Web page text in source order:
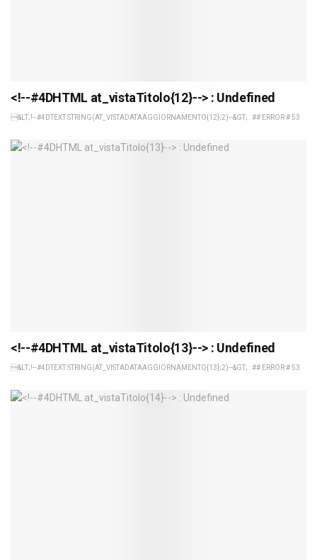
<!--#4DHTML at_vistaTitolo{12}--> : Undefined
&LT;!--#4DTEXT STRING(AT_VISTADATAAGGIORNAMENTO{12};2)--&GT; : ## ERROR # 53
<!--#4DHTML at_vistaTitolo{13}--> : Undefined
&LT;!--#4DTEXT STRING(AT_VISTADATAAGGIORNAMENTO{13};2)--&GT; : ## ERROR # 53